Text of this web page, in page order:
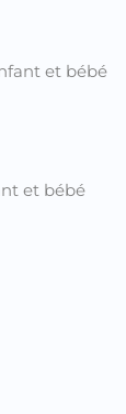
et bébé
et bébé